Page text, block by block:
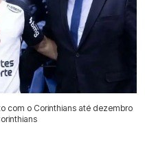
com o Corinthians até dezembro